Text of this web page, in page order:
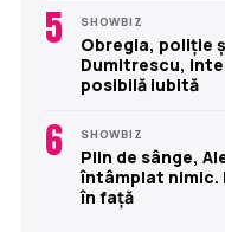
5 SHOWBIZ
Obregia, poliție
Dumitrescu,
posibilă iubită
6 SHOWBIZ
Plin de sânge,
întâmplat nimic.
în față